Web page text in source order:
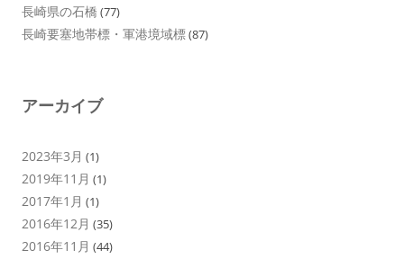
長崎県の石橋 (77)
長崎要塞地帯標・軍港境域標(87)
アーカイブ
2023年3月 (1)
2019年11月 (1)
2017年1月 (1)
2016年12月 (35)
2016年11月 (44)